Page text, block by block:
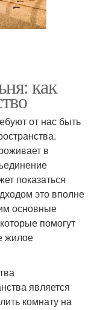
как
от нас быть
в
показаться
это вполне
основные
помогут
жилое
является
комнату на